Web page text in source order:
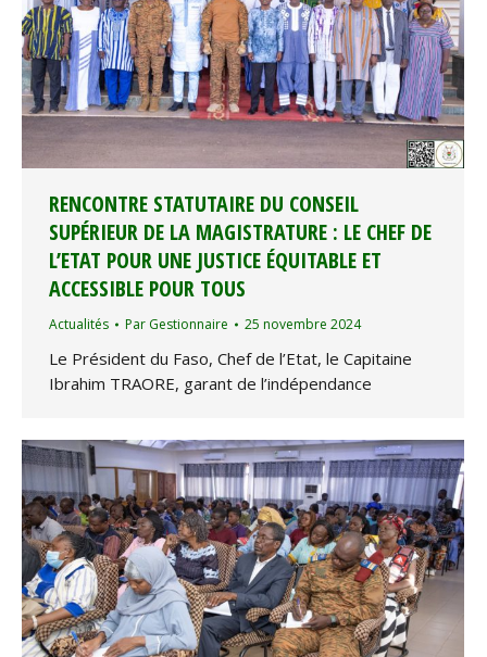
RENCONTRE STATUTAIRE DU CONSEIL
SUPÉRIEUR DE LA MAGISTRATURE : LE CHEF DE
L’ETAT POUR UNE JUSTICE ÉQUITABLE ET
ACCESSIBLE POUR TOUS
Actualités Par Gestionnaire 25 novembre 2024
Le Président du Faso, Chef de l’Etat, le Capitaine
Ibrahim TRAORE, garant de l’indépendance